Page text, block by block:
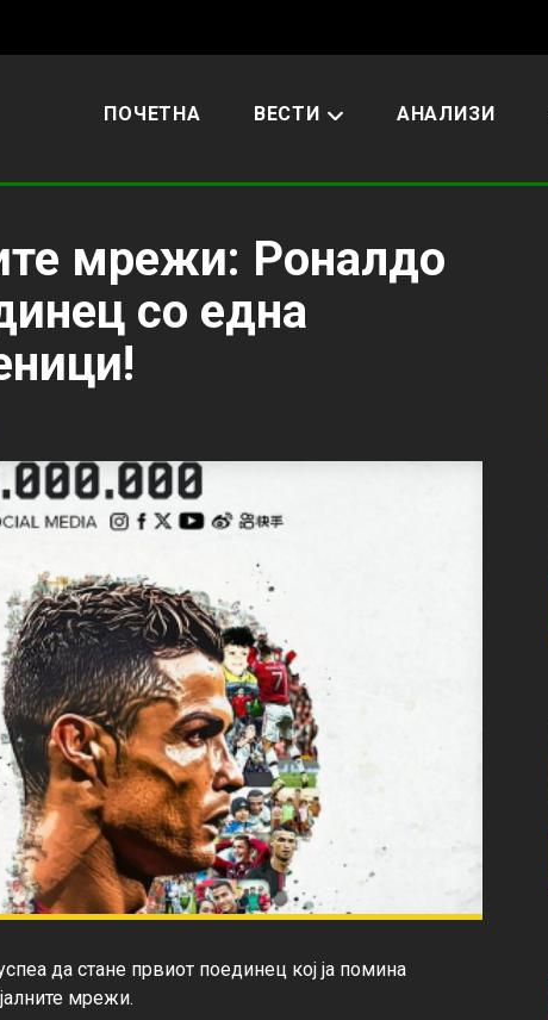
ПОЧЕТНА ВЕСТИ АНАЛИЗИ
мрежи: Роналдо
со една
да стане првиот поединец кој ја помина
мрежи.